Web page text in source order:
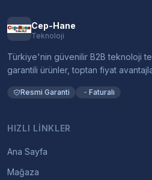
Cep-Hane
Teknoloji
Türkiye'nin güvenilir B2B teknoloji
garantili ürünler, toptan fiyat
Resmi Garanti Faturalı
HIZLI LINKLER
Ana Sayfa
Mağaza